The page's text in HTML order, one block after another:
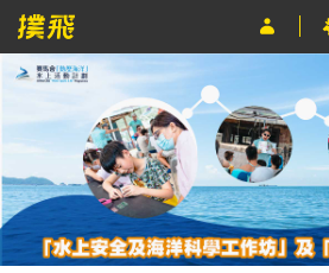
節目
主辦單位
關於撲飛
條款及細則